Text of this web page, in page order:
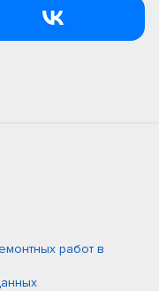
работ в